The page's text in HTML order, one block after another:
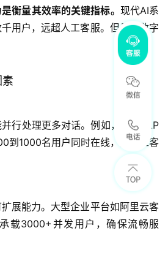
衡量其效率的关键指标。 现代AI系
用户，远超人工客服。但具体数字
行处理更多对话。例如，基于NLP
到1000名用户同时在线，而人工客
展能力。大型企业平台如阿里云客
载3000+并发用户，确保流畅服